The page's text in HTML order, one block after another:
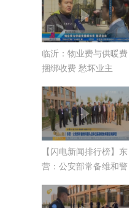
临沂：物业费与供暖费
捆绑收费 愁坏业主
【闪电新闻排行榜】东
营：公安部常备维和警
官观摩团